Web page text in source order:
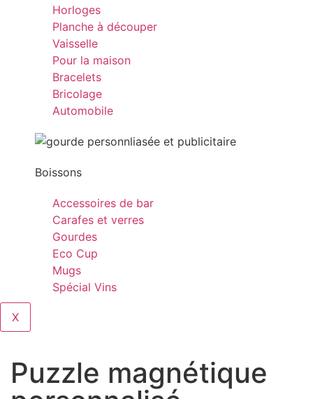
Horloges
Planche à découper
Vaisselle
Pour la maison
Bracelets
Bricolage
Automobile
Boissons
Accessoires de bar
Carafes et verres
Gourdes
Eco Cup
Mugs
Spécial Vins
X
Puzzle magnétique